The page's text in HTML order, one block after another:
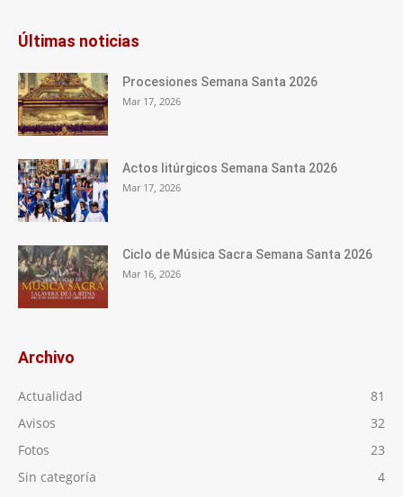
Últimas noticias
Procesiones Semana Santa 2026
Mar 17, 2026
Actos litúrgicos Semana Santa 2026
Mar 17, 2026
Ciclo de Música Sacra Semana Santa 2026
Mar 16, 2026
Archivo
Actualidad
81
Avisos
32
Fotos
23
Sin categoría
4